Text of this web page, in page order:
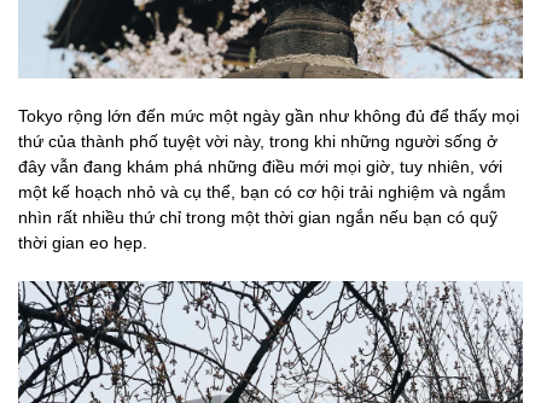
Tokyo rộng lớn đến mức một ngày gần như không đủ để thấy mọi
thứ của thành phố tuyệt vời này, trong khi những người sống ở
đây vẫn đang khám phá những điều mới mọi giờ, tuy nhiên, với
một kế hoạch nhỏ và cụ thể, bạn có cơ hội trải nghiệm và ngắm
nhìn rất nhiều thứ chỉ trong một thời gian ngắn nếu bạn có quỹ
thời gian eo hẹp.